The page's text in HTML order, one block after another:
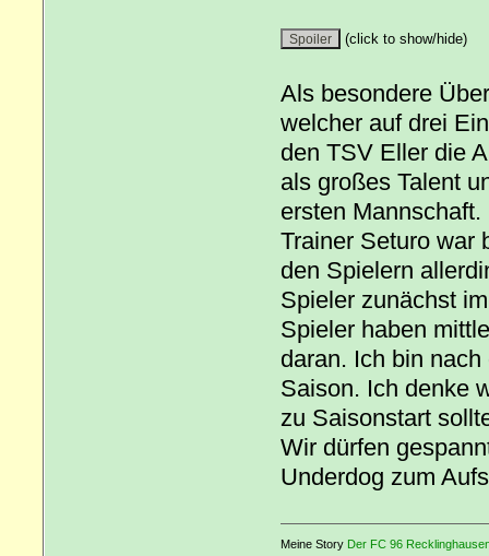
(click to show/hide)
Als besondere
welcher auf drei
den TSV Eller die
als großes Talent
ersten Mannschaft.
Trainer Seturo war
den Spielern
Spieler zunächst
Spieler haben
daran. Ich bin
Saison. Ich denke
zu Saisonstart
Wir dürfen
Underdog zum
Meine Story Der FC 96